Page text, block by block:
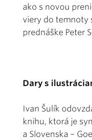
ako s novou
viery do temnoty
prednáške Peter
Dary s
Ivan Šulík
knihu, ktorá je
a Slovenska –